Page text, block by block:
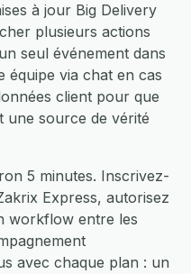
à jour Big Delivery
plusieurs actions
seul événement dans
équipe via chat en cas
client pour que
une source de vérité
5 minutes. Inscrivez-
Express, autorisez
workflow entre les
avec chaque plan : un